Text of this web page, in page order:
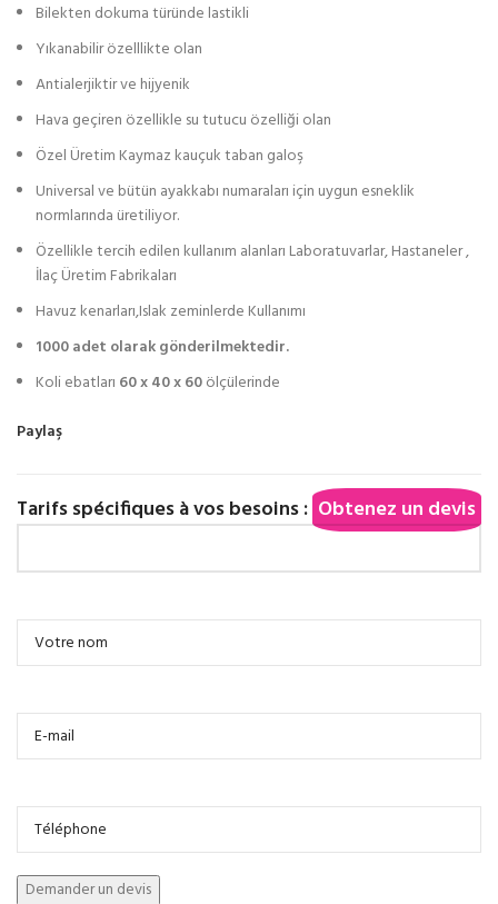
Bilekten dokuma türünde lastikli
Yıkanabilir özelllikte olan
Antialerjiktir ve hijyenik
Hava geçiren özellikle su tutucu özelliği olan
Özel Üretim Kaymaz kauçuk taban galoş
Universal ve bütün ayakkabı numaraları için uygun esneklik
normlarında üretiliyor.
Özellikle tercih edilen kullanım alanları Laboratuvarlar, Hastaneler ,
İlaç Üretim Fabrikaları
Havuz kenarları,Islak zeminlerde Kullanımı
1000 adet olarak gönderilmektedir.
Koli ebatları 60 x 40 x 60ölçülerinde
Paylaş
Tarifs spécifiques à vos besoins : Obtenez un devis